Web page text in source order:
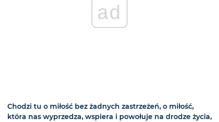
ad
Chodzi tu o miłość bez żadnych zastrzeżeń, o miłość,
która nas wyprzedza, wspiera i powołuje na drodze życia,